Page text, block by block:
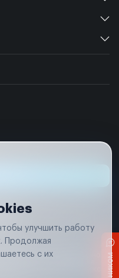
носит исключительно
(п. 2) Гражданского кодекса
улучшить работу
Продолжая
с их